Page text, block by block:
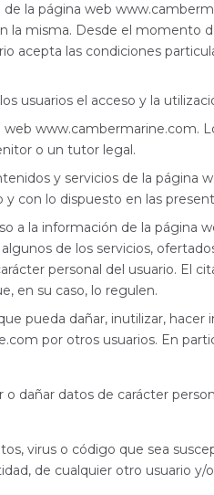
la página web
la misma. Desde el momento
acepta las condiciones
usuarios el acceso y la
www.cambermarine.com.
o un tutor legal.
y servicios de la página
con lo dispuesto en las
a la información de la página
de los servicios,
personal del usuario. El
en su caso, lo regulen.
pueda dañar, inutilizar,
por otros usuarios. En
dañar datos de carácter
virus o código que sea
de cualquier otro usuario